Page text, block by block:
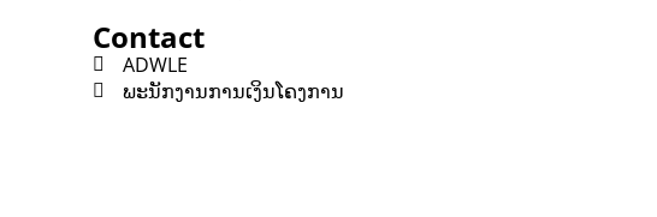
Contact
ADWLE
ພະນັກງານການເງິນໂຄງການ